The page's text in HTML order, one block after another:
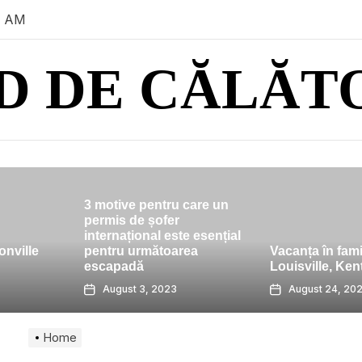
AM
DE
Vacanța în familie în
Louisville, Kentucky
August 24, 2023
să navigați
precum un
August 20,
Home